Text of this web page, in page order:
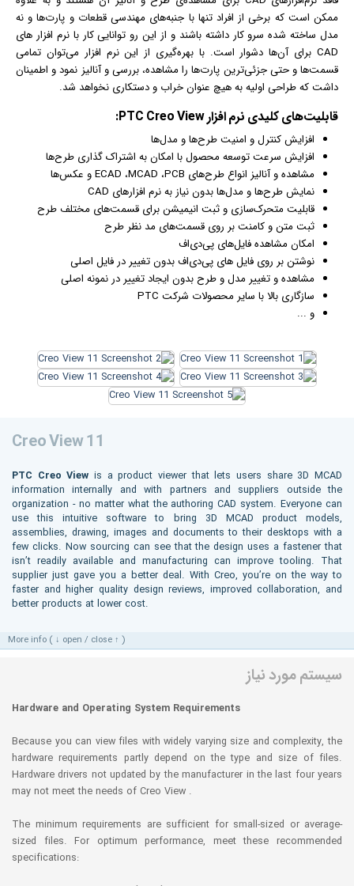
ممکن است که برخی از افراد تنها با جنبه‌های مهندسی قطعات و پارت‌ها و نه
مدل ساخته شده سرو کار داشته باشند و از این رو توانایی کار با نرم افزار های
CAD برای آن‌ها دشوار است. با بهره‌گیری از این نرم افزار می‌توان تمامی
قسمت‌ها و حتی جزئی‌ترین پارت‌ها را مشاهده، بررسی و آنالیز نمود و اطمینان
داشت که طراحی اولیه به هیچ عنوان خراب و دستکاری نخواهد شد.
قابلیت‌‌های کلیدی نرم افزار
افزایش کنترل و امنیت طرح‌ها و مدل‌ها
افزایش سرعت توسعه محصول با امکان به اشتراک گذاری طرح‌ها
مشاهده و آنالیز انواع طرح‌های ECAD ،MCAD ،PCB و
عکس‌ها
نمایش طرح‌ها و مدل‌ها بدون نیاز به نرم افزارهای CAD
قابلیت متحرک‌سازی و ثبت انیمیشنبرای قسمت‌های مختلف طرح
ثبت متن و کامنت بر روی قسمت‌های مد نظر طرح
امکان مشاهده فایل‌های پی‌دی‌اف
نوشتن بر روی فایل های پی‌دی‌اف بدون تغییر در فایل اصلی
مشاهده و تغییر مدل و طرح بدون ایجاد تغییر در نمونه اصلی
سازگاری بالا با سایر محصولات شرکت PTC
و ...
Creo View 11
PTC Creo View is a product viewer that lets users share 3D MCAD
information internally and with partners and suppliers outside the
organization - no matter what the authoring CAD system. Everyone can
use this intuitive software to bring 3D MCAD product models,
assemblies, drawing, images and documents to their desktops with a
few clicks. Now sourcing can see that the design uses a fastener that
isn’t readily available and manufacturing can improve tooling. That
supplier just gave you a better deal. With Creo, you’re on the way to
faster and higher quality design reviews, improved collaboration, and
better products at lower cost.
More info ( ↓ open / close ↑ )
سیستم مورد نیاز
Hardware and Operating System Requirements
Because you can view files with widely varying size and complexity, the
hardware requirements partly depend on the type and size of files.
Hardware drivers not updated by the manufacturer in the last four years
may not meet the needs of Creo View .
The minimum requirements are sufficient for small-sized or average-
sized files. For optimum performance, meet these recommended
specifications: